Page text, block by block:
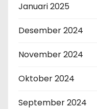
Januari 2025
Desember 2024
November 2024
Oktober 2024
September 2024